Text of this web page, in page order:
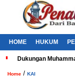
HOME HUKUM
Dukungan
Home / KAI